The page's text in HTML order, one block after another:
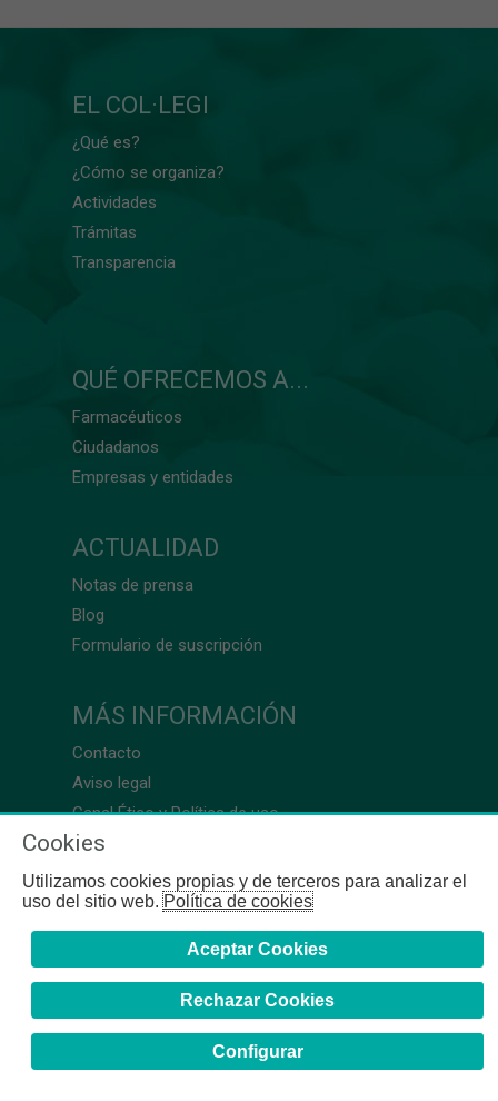
EL COL·LEGI
¿Qué es?
¿Cómo se organiza?
Actividades
Trámitas
Transparencia
QUÉ OFRECEMOS A...
Farmacéuticos
Ciudadanos
Empresas y entidades
ACTUALIDAD
Notas de prensa
Blog
Formulario de suscripción
MÁS INFORMACIÓN
Contacto
Aviso legal
Canal Ético y Política de uso
Cookies
Utilizamos cookies propias y de terceros para analizar el
uso del sitio web.Política de cookies
Aceptar Cookies
Rechazar Cookies
Configurar